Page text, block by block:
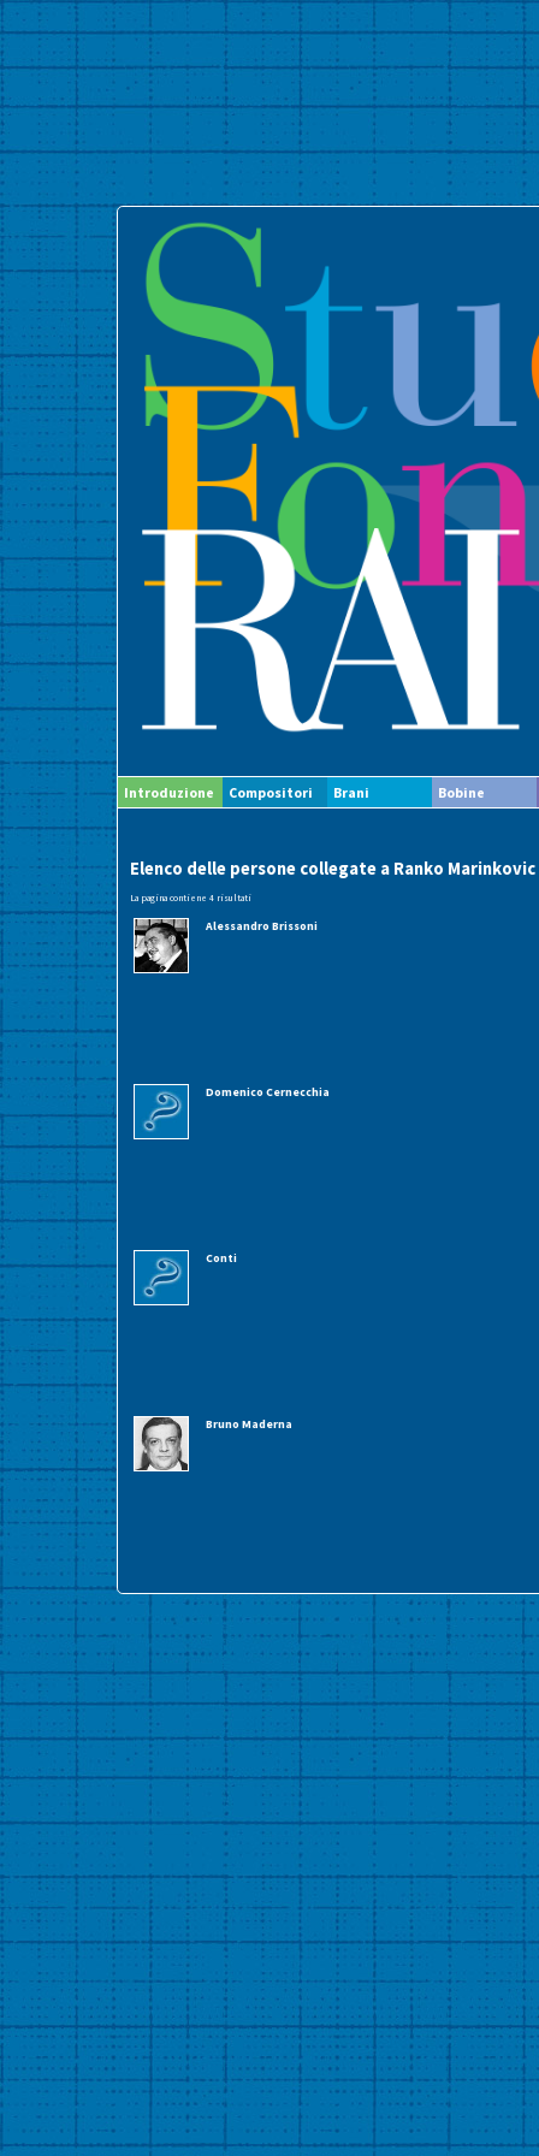
Introduzione Compositori Brani Bobine
Elenco delle persone collegate a Ranko Marinkovic
La pagina contiene 4 risultati
Alessandro Brissoni
Domenico Cernecchia
Conti
Bruno Maderna